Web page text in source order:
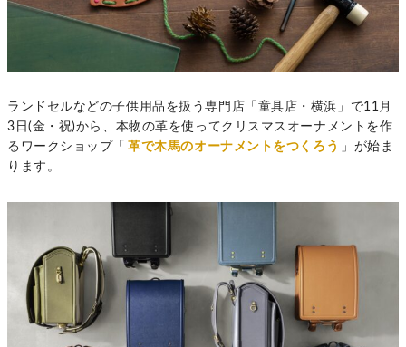
ランドセルなどの子供用品を扱う専門店「童具店・横浜」で11月
3日(金・祝)から、本物の革を使ってクリスマスオーナメントを作
るワークショップ「 革で木馬のオーナメントをつくろう
」が始ま
ります。